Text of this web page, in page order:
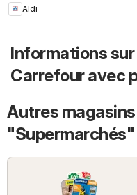
Aldi
Informations
Carrefour avec
Autres
"Supermarchés"